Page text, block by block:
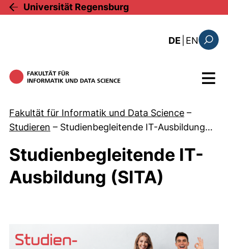
Direkt zum Inhalt
Universität Regensburg
DE EN: this
Menü
Fakultät für Informatik und Data Science –
Studieren – Studienbegleitende IT-Ausbildung…
Studienbegleitende IT-
Ausbildung (SITA)